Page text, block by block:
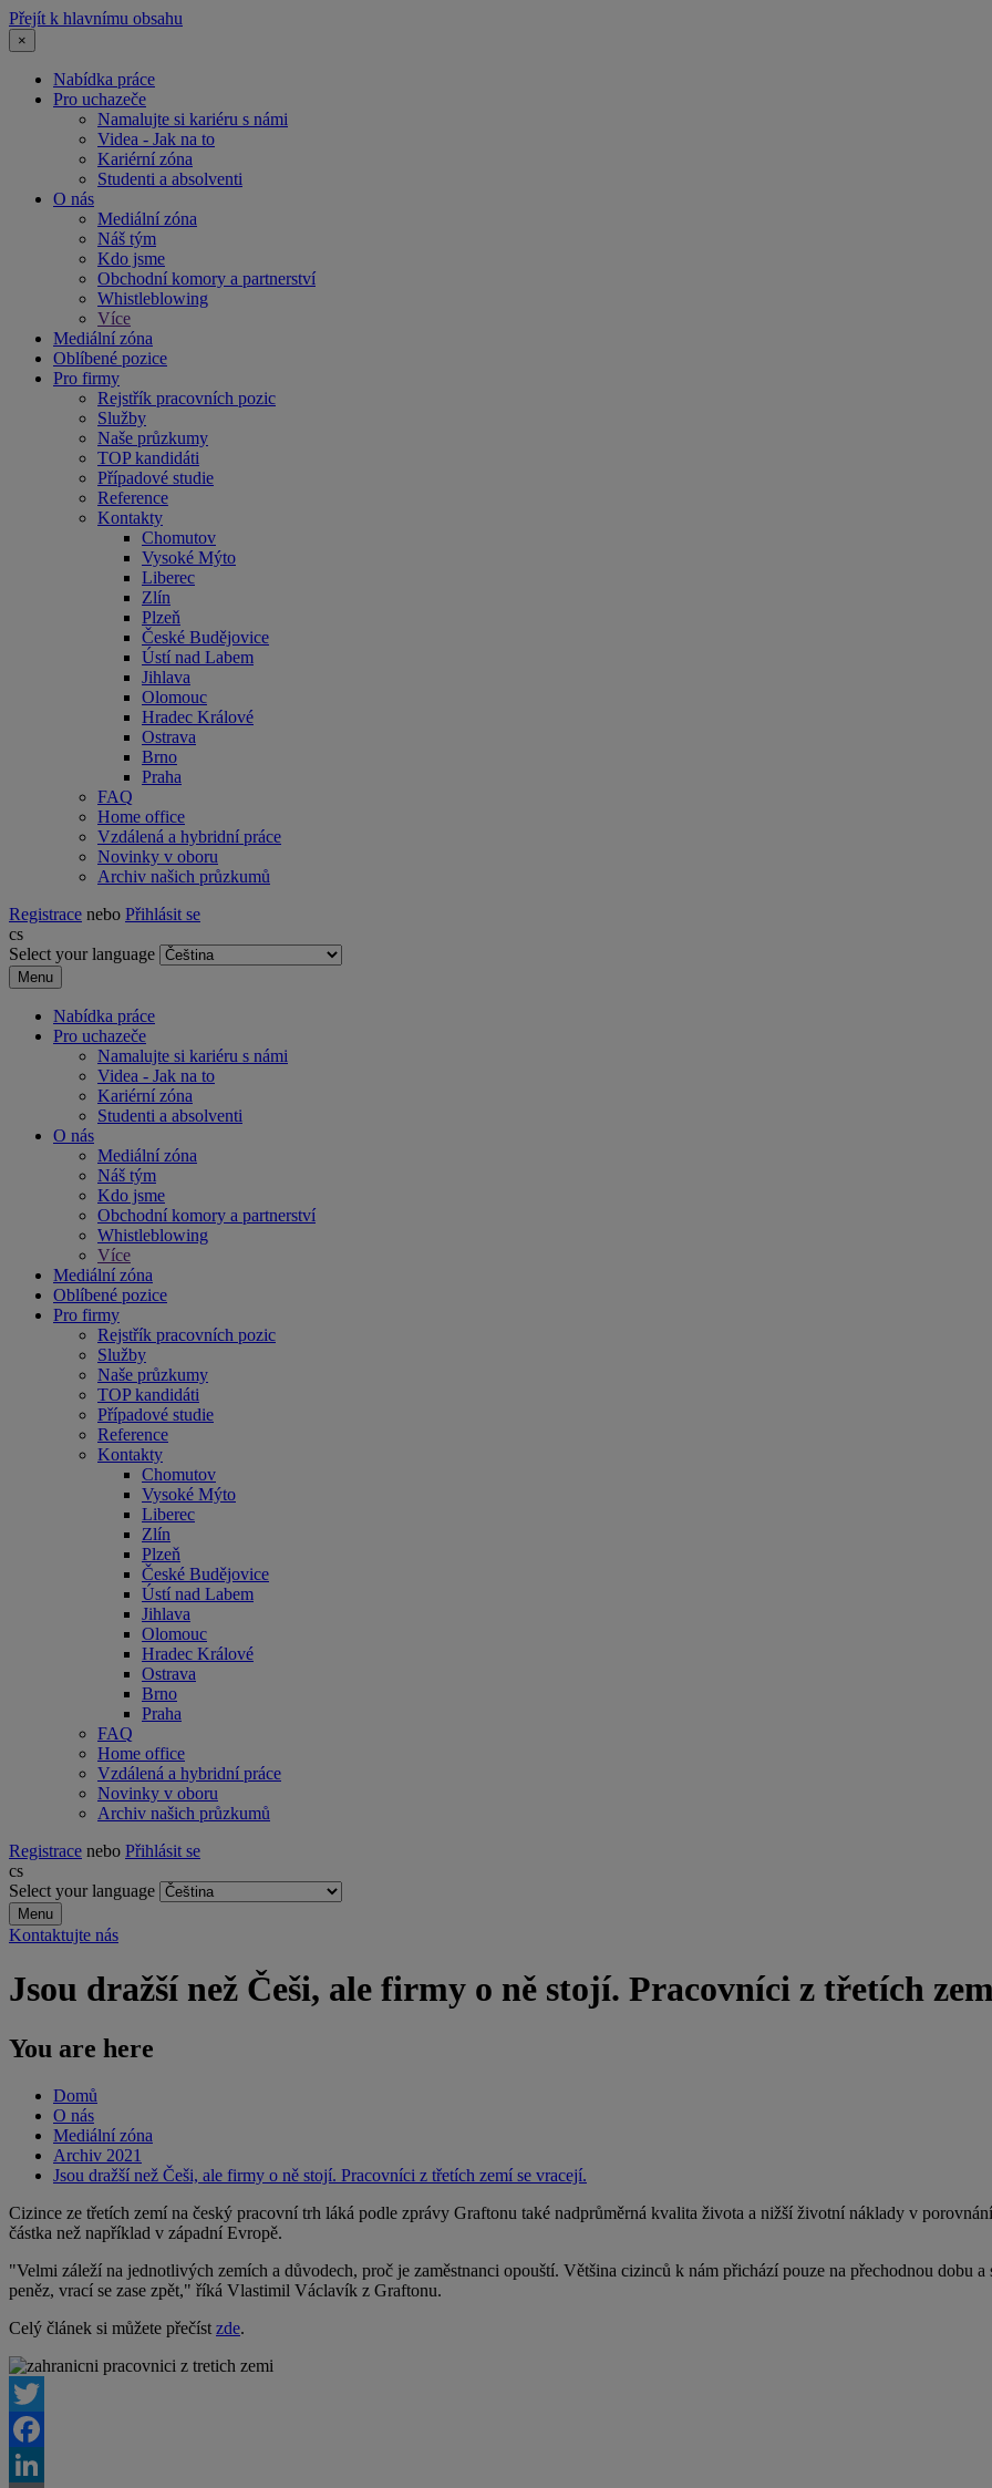
Přejít k hlavnímu obsahu
×
Nabídka práce
Pro uchazeče
Namalujte si kariéru s námi
Videa - Jak na to
Kariérní zóna
Studenti a absolventi
O nás
Mediální zóna
Náš tým
Kdo jsme
Obchodní komory a partnerství
Whistleblowing
Více
Mediální zóna
Oblíbené pozice
Pro firmy
Rejstřík pracovních pozic
Služby
Naše průzkumy
TOP kandidáti
Případové studie
Reference
Kontakty
Chomutov
Vysoké Mýto
Liberec
Zlín
Plzeň
České Budějovice
Ústí nad Labem
Jihlava
Olomouc
Hradec Králové
Ostrava
Brno
Praha
FAQ
Home office
Vzdálená a hybridní práce
Novinky v oboru
Archiv našich průzkumů
Registrace nebo Přihlásit se
cs
Select your language
Menu
Nabídka práce
Pro uchazeče
Namalujte si kariéru s námi
Videa - Jak na to
Kariérní zóna
Studenti a absolventi
O nás
Mediální zóna
Náš tým
Kdo jsme
Obchodní komory a partnerství
Whistleblowing
Více
Mediální zóna
Oblíbené pozice
Pro firmy
Rejstřík pracovních pozic
Služby
Naše průzkumy
TOP kandidáti
Případové studie
Reference
Kontakty
Chomutov
Vysoké Mýto
Liberec
Zlín
Plzeň
České Budějovice
Ústí nad Labem
Jihlava
Olomouc
Hradec Králové
Ostrava
Brno
Praha
FAQ
Home office
Vzdálená a hybridní práce
Novinky v oboru
Archiv našich průzkumů
Registrace nebo Přihlásit se
cs
Select your language
Menu
Kontaktujte nás
Jsou dražší než Češi, ale firmy o ně stojí. Pracovníci z třetích
You are here
Domů
O nás
Mediální zóna
Archiv 2021
Jsou dražší než Češi, ale firmy o ně stojí. Pracovníci z třetích zemí se vracejí.
Cizince ze třetích zemí na český pracovní trh láká podle zprávy Graftonu také nadprůměrná kvalita života a nižší životní náklady v
částka než například v západní Evropě.
"Velmi záleží na jednotlivých zemích a důvodech, proč je zaměstnanci opouští. Většina cizinců k nám přichází pouze na přechodnou dobu
peněz, vrací se zase zpět," říká Vlastimil Václavík z Graftonu.
Celý článek si můžete přečíst zde.
Twitter
Facebook